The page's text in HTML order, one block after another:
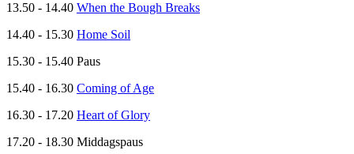
13.50 - 14.40 When the Bough Breaks
14.40 - 15.30 Home Soil
15.30 - 15.40 Paus
15.40 - 16.30 Coming of Age
16.30 - 17.20 Heart of Glory
17.20 - 18.30 Middagspaus